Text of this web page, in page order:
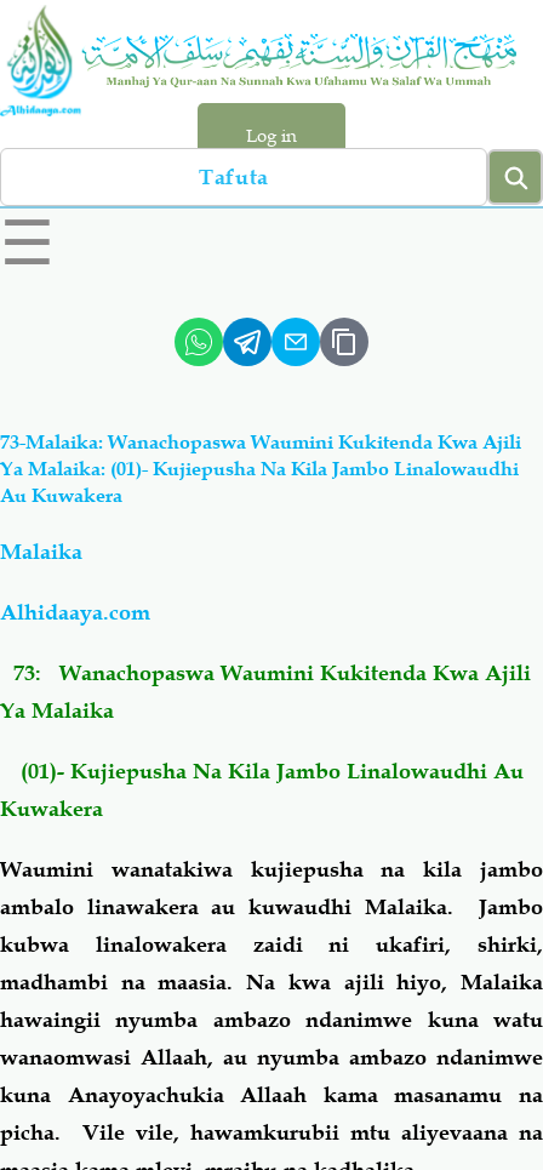
Skip
main
content
Log in
Search
left
sidebar
☰
Hadiyth
Aqiydah Manhaj
Salaf Wa Ummah
Fiqh-Ibaadah Duaa-Adhkaar
Akhlaaq-Aadaab
Familia-Jamii Maswali-Majibu
Chemsha Bongo Vitabu
Mapishi
73-Malaika: Wanachopaswa Waumini Kukitenda Kwa Ajili
Ya Malaika: (01)- Kujiepusha Na Kila Jambo Linalowaudhi
Au Kuwakera
Malaika
Alhidaaya.com
73:
Wanachopaswa Waumini Kukitenda Kwa Ajili
Ya Malaika
(01)- Kujiepusha Na Kila Jambo Linalowaudhi Au
Kuwakera
Waumini wanatakiwa kujiepusha na kila jambo
ambalo linawakera au kuwaudhi Malaika. Jambo
kubwa linalowakera zaidi ni ukafiri, shirki,
madhambi na maasia. Na kwa ajili hiyo, Malaika
hawaingii nyumba ambazo ndanimwe kuna watu
wanaomwasi Allaah, au nyumba ambazo ndanimwe
kuna Anayoyachukia Allaah kama masanamu na
picha. Vile vile, hawamkurubii mtu aliyevaana na